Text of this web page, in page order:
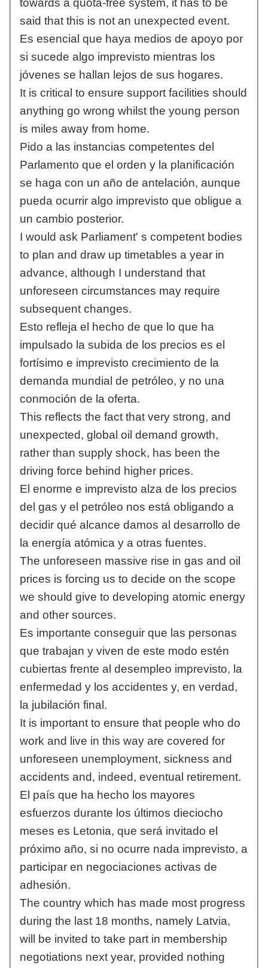
towards a quota-free system, it has to be
said that this is not an unexpected event.
Es esencial que haya medios de apoyo por
si sucede algo imprevisto mientras los
jóvenes se hallan lejos de sus hogares.
It is critical to ensure support facilities should
anything go wrong whilst the young person
is miles away from home.
Pido a las instancias competentes del
Parlamento que el orden y la planificación
se haga con un año de antelación, aunque
pueda ocurrir algo imprevisto que obligue a
un cambio posterior.
I would ask Parliament' s competent bodies
to plan and draw up timetables a year in
advance, although I understand that
unforeseen circumstances may require
subsequent changes.
Esto refleja el hecho de que lo que ha
impulsado la subida de los precios es el
fortísimo e imprevisto crecimiento de la
demanda mundial de petróleo, y no una
conmoción de la oferta.
This reflects the fact that very strong, and
unexpected, global oil demand growth,
rather than supply shock, has been the
driving force behind higher prices.
El enorme e imprevisto alza de los precios
del gas y el petróleo nos está obligando a
decidir qué alcance damos al desarrollo de
la energía atómica y a otras fuentes.
The unforeseen massive rise in gas and oil
prices is forcing us to decide on the scope
we should give to developing atomic energy
and other sources.
Es importante conseguir que las personas
que trabajan y viven de este modo estén
cubiertas frente al desempleo imprevisto, la
enfermedad y los accidentes y, en verdad,
la jubilación final.
It is important to ensure that people who do
work and live in this way are covered for
unforeseen unemployment, sickness and
accidents and, indeed, eventual retirement.
El país que ha hecho los mayores
esfuerzos durante los últimos dieciocho
meses es Letonia, que será invitado el
próximo año, si no ocurre nada imprevisto, a
participar en negociaciones activas de
adhesión.
The country which has made most progress
during the last 18 months, namely Latvia,
will be invited to take part in membership
negotiations next year, provided nothing